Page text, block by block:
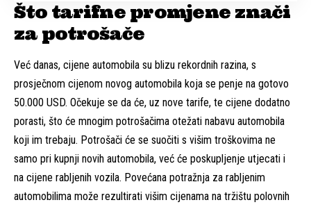
Što tarifne promjene znači
za potrošače
Već danas, cijene automobila su blizu rekordnih razina, s
prosječnom cijenom novog automobila koja se penje na gotovo
50.000 USD. Očekuje se da će, uz nove tarife, te cijene dodatno
porasti, što će mnogim potrošačima otežati nabavu automobila
koji im trebaju. Potrošači će se suočiti s višim troškovima ne
samo pri kupnji novih automobila, već će poskupljenje utjecati i
na cijene rabljenih vozila. Povećana potražnja za rabljenim
automobilima može rezultirati višim cijenama na tržištu polovnih